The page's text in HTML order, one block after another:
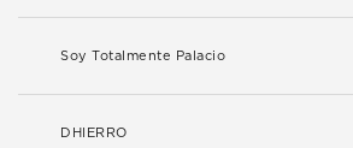
Soy Totalmente Palacio
DHIERRO